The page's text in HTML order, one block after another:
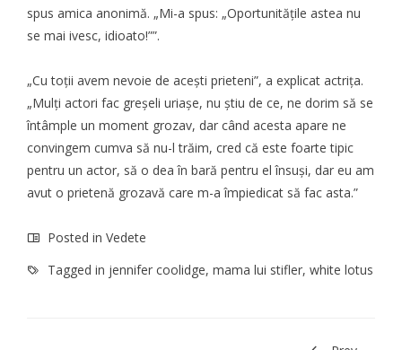
spus amica anonimă. „Mi-a spus: „Oportunitățile astea nu
se mai ivesc, idioato!””.
„Cu toții avem nevoie de acești prieteni”, a explicat actrița.
„Mulți actori fac greșeli uriașe, nu știu de ce, ne dorim să se
întâmple un moment grozav, dar când acesta apare ne
convingem cumva să nu-l trăim, cred că este foarte tipic
pentru un actor, să o dea în bară pentru el însuși, dar eu am
avut o prietenă grozavă care m-a împiedicat să fac asta.”
Posted in Vedete
Tagged in jennifer coolidge, mama lui stifler, white lotus